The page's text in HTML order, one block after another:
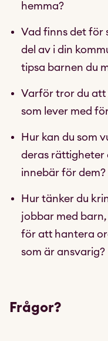
hemma?
Vad finns det för
del av i din
tipsa barnen du
Varför tror du att
som lever med
Hur kan du som
deras rättigheter
innebär för dem?
Hur tänker du
jobbar med
för att hantera
som är ansvarig?
Frågor?